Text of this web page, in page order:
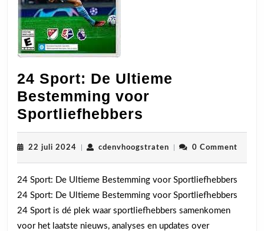
24 Sport: De Ultieme
Bestemming voor
Sportliefhebbers
Sport:
De
Ultieme
Bestemming
voor
22 juli 2024 22
cdenvhoogstratencdenvhoogstraten
0 Comment
24 Sport: De Ultieme Bestemming voor Sportliefhebbers
24 Sport: De Ultieme Bestemming voor Sportliefhebbers
24 Sport is dé plek waar sportliefhebbers samenkomen
voor het laatste nieuws, analyses en updates over